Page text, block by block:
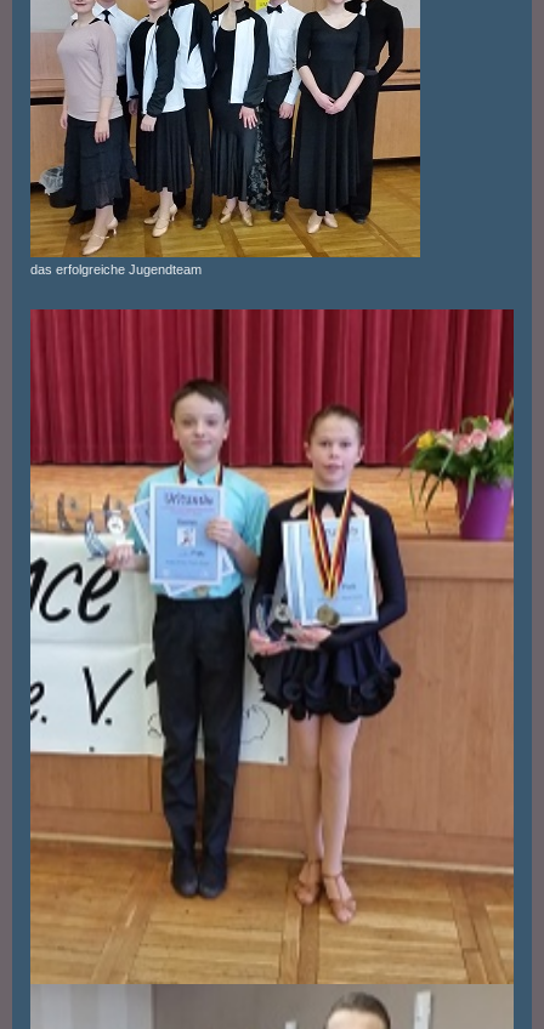
das erfolgreiche Jugendteam